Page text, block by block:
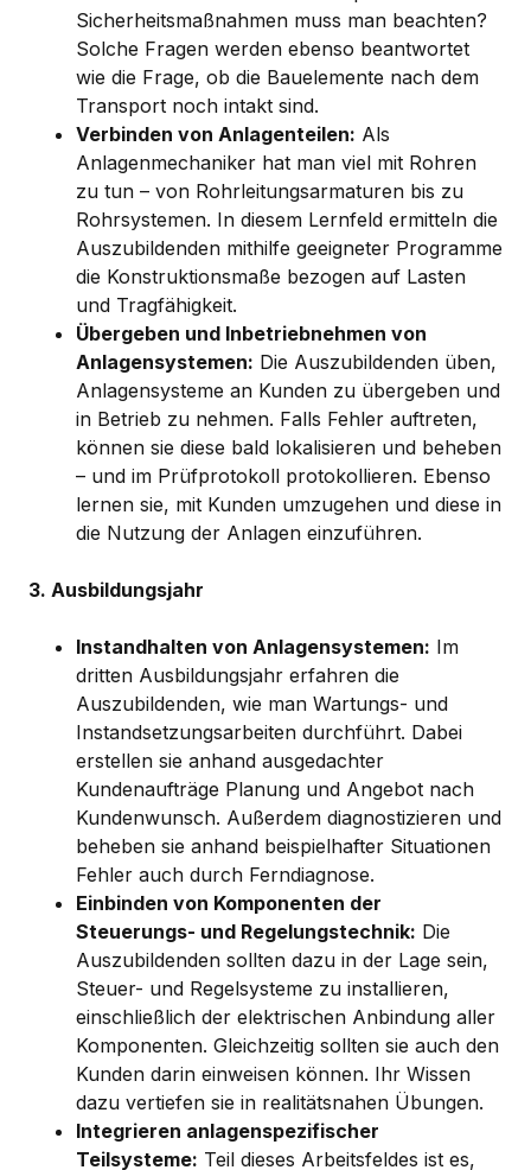
Sicherheitsmaßnahmen muss man beachten?
Solche Fragen werden ebenso beantwortet
wie die Frage, ob die Bauelemente nach dem
Transport noch intakt sind.
Verbinden von Anlagenteilen: Als
Anlagenmechaniker hat man viel mit Rohren
zu tun – von Rohrleitungsarmaturen bis zu
Rohrsystemen. In diesem Lernfeld ermitteln die
Auszubildenden mithilfe geeigneter Programme
die Konstruktionsmaße bezogen auf Lasten
und Tragfähigkeit.
Übergeben und Inbetriebnehmen von
Anlagensystemen: Die Auszubildenden üben,
Anlagensysteme an Kunden zu übergeben und
in Betrieb zu nehmen. Falls Fehler auftreten,
können sie diese bald lokalisieren und beheben
– und im Prüfprotokoll protokollieren. Ebenso
lernen sie, mit Kunden umzugehen und diese in
die Nutzung der Anlagen einzuführen.
3. Ausbildungsjahr
Instandhalten von Anlagensystemen: Im
dritten Ausbildungsjahr erfahren die
Auszubildenden, wie man Wartungs- und
Instandsetzungsarbeiten durchführt. Dabei
erstellen sie anhand ausgedachter
Kundenaufträge Planung und Angebot nach
Kundenwunsch. Außerdem diagnostizieren und
beheben sie anhand beispielhafter Situationen
Fehler auch durch Ferndiagnose.
Einbinden von Komponenten der
Steuerungs- und Regelungstechnik: Die
Auszubildenden sollten dazu in der Lage sein,
Steuer- und Regelsysteme zu installieren,
einschließlich der elektrischen Anbindung aller
Komponenten. Gleichzeitig sollten sie auch den
Kunden darin einweisen können. Ihr Wissen
dazu vertiefen sie in realitätsnahen Übungen.
Integrieren anlagenspezifischer
Teilsysteme: Teil dieses Arbeitsfeldes ist es,